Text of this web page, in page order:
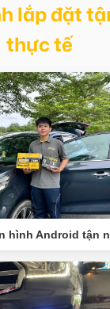
lắp đặt
thực tế
hình Android tận